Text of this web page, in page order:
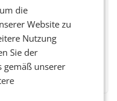
XING Teilen
die
Website zu
Nutzung
Sie der
gemäß unserer